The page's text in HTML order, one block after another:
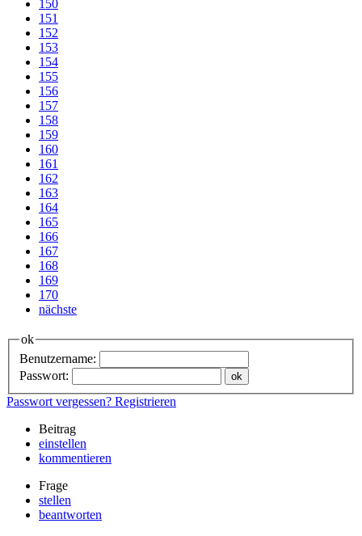
150
151
152
153
154
155
156
157
158
159
160
161
162
163
164
165
166
167
168
169
170
nächste
ok
Benutzername:
Passwort:
Passwort vergessen? Registrieren
Beitrag
einstellen
kommentieren
Frage
stellen
beantworten